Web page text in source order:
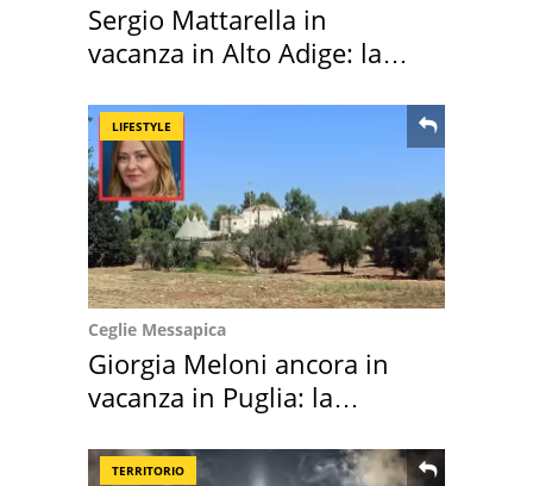
Sergio Mattarella in
vacanza in Alto Adige: la
LIFESTYLE
Ceglie Messapica
Giorgia Meloni ancora in
vacanza in Puglia: la
TERRITORIO